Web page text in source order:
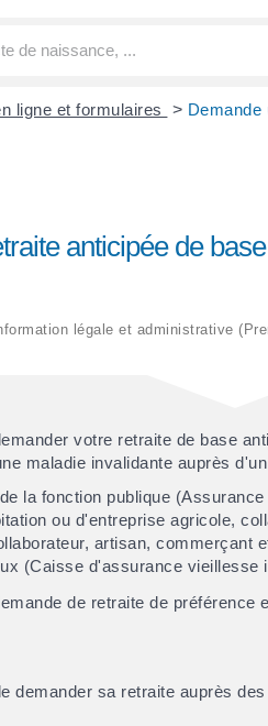
ligne et formulaires > Demande
anticipée de
légale et administrative
votre retraite de base
maladie invalidante auprès
la fonction publique
ou d'entreprise agricole,
artisan, commerçant
(Caisse d'assurance
de retraite de
demander sa retraite auprès